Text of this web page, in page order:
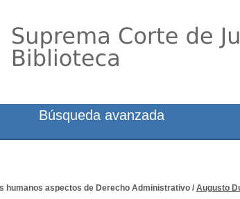
humanos aspectos de Derecho Administrativo/ Augusto
Búsqueda avanzada